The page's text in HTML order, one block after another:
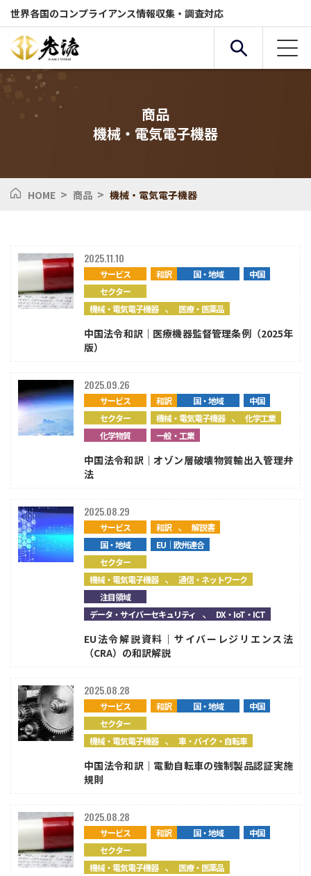
世界各国のコンプライアンス情報収集・調査対応
化学物質
新領域
商品
機械・電気電子機器
HOME > 商品 > 機械・電気電子機器
サービス 和訳 国・地域
中国
セクター
機械・電気電子機器 、医療・医薬品
2025.11.10
中国法令和訳｜医療機器監督管理条例（2025年
版）
サービス 和訳 国・地域
中国
セクター
機械・電気電子機器 、化学工業
化学物質
一般・工業
2025.09.26
中国法令和訳｜オゾン層破壊物質輸出入管理弁
法
サービス 和訳 、解説書
国・地域
EU｜欧州連合
セクター
機械・電気電子機器 、通信・ネットワーク
注目領域
データ・サイバーセキュリティ 、DX・IoT・ICT
2025.08.29
EU法令解説資料｜サイバーレジリエンス法
（CRA）の和訳解説
サービス 和訳 国・地域
中国
セクター
機械・電気電子機器 、車・バイク・自転車
2025.08.28
中国法令和訳｜電動自転車の強制製品認証実施
規則
サービス 和訳 国・地域
中国
セクター
機械・電気電子機器 、医療・医薬品
2025.08.28